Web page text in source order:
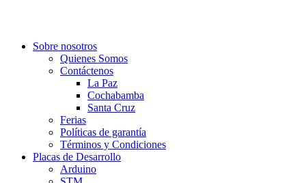
Sobre nosotros
Quienes Somos
Contáctenos
La Paz
Cochabamba
Santa Cruz
Ferias
Políticas de garantía
Términos y Condiciones
Placas de Desarrollo
Arduino